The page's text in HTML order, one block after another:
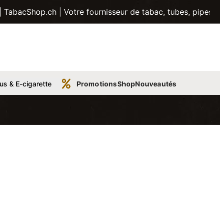
| Votre fournisseur de tabac, tubes, pipes et plus
& E-cigarette PromotionsShopNouveautés